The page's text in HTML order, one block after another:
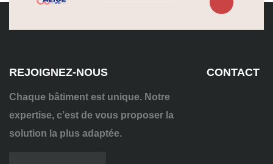
REJOIGNEZ-NOUS
Chaque bâtiment est unique. Notre
expertise, c’est de vous proposer la
solution la plus adaptée.
CONTACT